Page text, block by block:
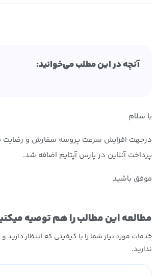
آنچه در این مطلب می‌خوانید:
با سلام
درجهت افزایش سرعت پروسه سفارش و رضایت
پرداخت آنلاین در پارس آپتایم اضافه شد.
موفق باشید
مطالعه این مطالب را هم توصیه
خدمات مورد نیاز شما را با کیفیتی که انتظار دارید
ندارید.